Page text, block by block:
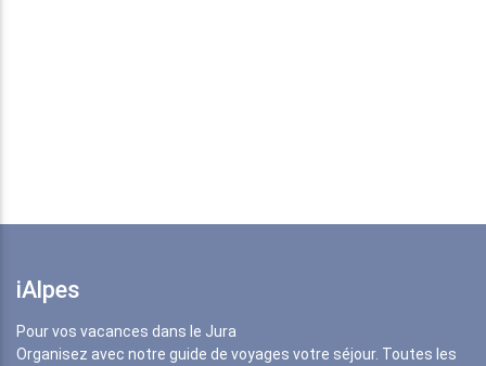
iAlpes
Pour vos vacances dans le Jura
Organisez avec notre guide de voyages votre séjour. Toutes les